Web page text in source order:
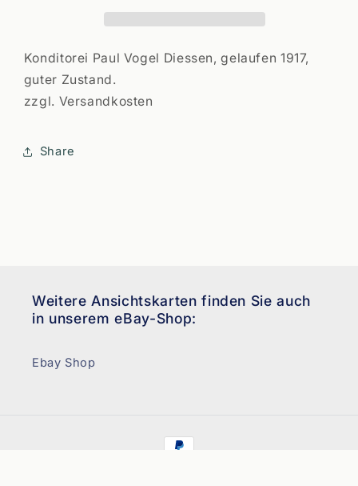
Konditorei Paul Vogel Diessen, gelaufen 1917,
guter Zustand.
zzgl. Versandkosten
Share
Weitere Ansichtskarten finden Sie auch
in unserem eBay-Shop:
Ebay Shop
Zahlungsmethoden